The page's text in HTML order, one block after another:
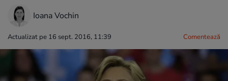
Ioana Vochin
Actualizat pe 16 sept. 2016, 11:39 Comentează